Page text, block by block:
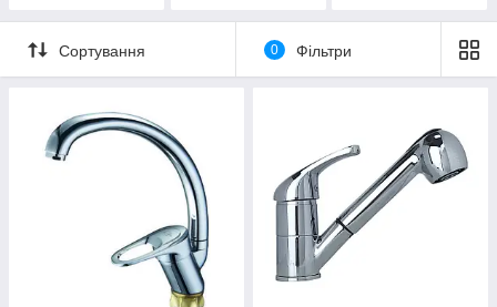
Сортування 0 Фільтри